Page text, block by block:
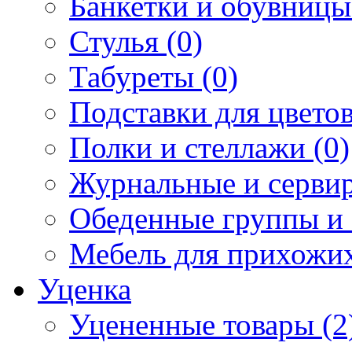
Стулья (0)
Табуреты (0)
Подставки для
Полки и стеллажи (0)
Журнальные и
Обеденные группы и
Мебель для
Уценка
Уцененные товары